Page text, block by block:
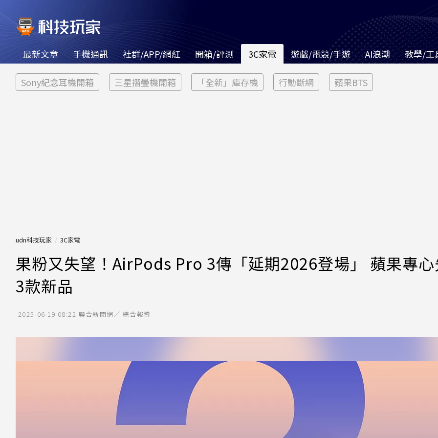
最新文章 手機通訊 社群/APP/網紅 開箱/評測 3C家電 遊戲/電競/手遊 AI浪潮 教學/工
Sony紀念耳機開箱 三星摺疊機開箱 「全新」庫存機 行動斷網 蘋果BTS
udn科技玩家 3C家電
果粉又失望！AirPods Pro 3傳「延期2026登場」 蘋果專
3款新品
2025-06-19 08:22 聯合新聞網／ 綜合報導